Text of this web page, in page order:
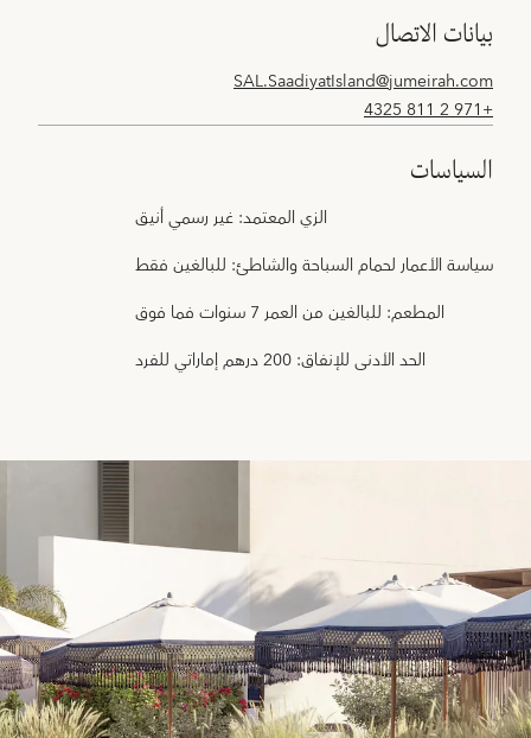
بيانات الاتصال
SAL.SaadiyatIsland@jumeirah.com
+971 2 811 4325
السياسات
الزي المعتمد: غير رسمي أنيق
سياسة الأعمار لحمام السباحة والشاطئ: للبالغين فقط
المطعم: للبالغين من العمر 7 سنوات فما فوق
الحد الأدنى للإنفاق: 200 درهم إماراتي للفرد